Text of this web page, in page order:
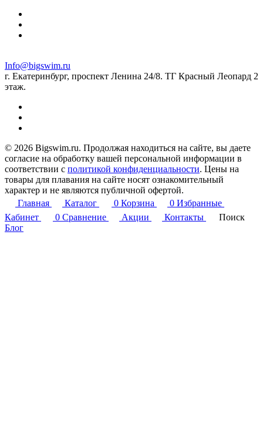
Info@bigswim.ru
г. Екатеринбург, проспект Ленина 24/8. ТГ Красный Леопард 2
этаж.
© 2026 Bigswim.ru. Продолжая находиться на сайте, вы даете
согласие на обработку вашей персональной информации в
соответствии с политикой конфиденциальности. Цены на
товары для плавания на сайте носят ознакомительный
характер и не являются публичной офертой.
Главная
Каталог 0 Корзина 0 Избранные
Кабинет
0 Сравнение Акции Контакты
Поиск
Блог